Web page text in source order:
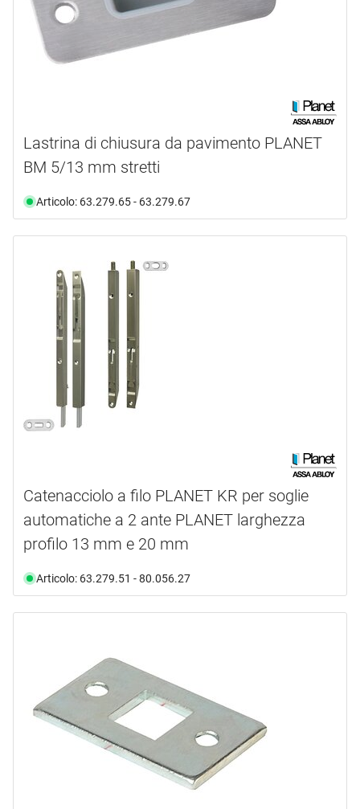
Lastrina di chiusura da pavimento PLANET
BM 5/13 mm stretti
Articolo: 63.279.65 - 63.279.67
Catenacciolo a filo PLANET KR per soglie
automatiche a 2 ante PLANET larghezza
profilo 13 mm e 20 mm
Articolo: 63.279.51 - 80.056.27